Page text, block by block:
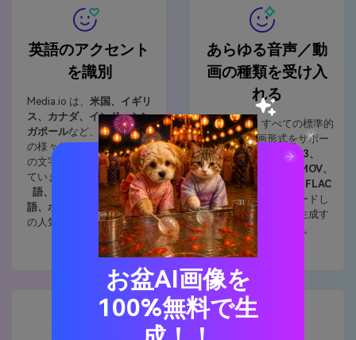
英語のアクセント
を識別
Media.io は、 米国、イギリ
ス、カナダ、インド、シン
ガポールなど、主に英語圏
の様々なアクセントの英語
の文字起こしをサポートし
ています。また、
スペイン
語、フランス語、ドイツ
語、ポーランド語など、他
の人気言語にも挑戦できま
あらゆる音声／動
画の種類を受け入
れる
Media.ioは、すべての標準的
な音声／動画形式をサポー
トしています。MP3、
M4A、WAV、MP4、MOV、
WebM、AVI、OGG、FLAC
などを直接アップロードし
て英語のテキストを生成す
ることができます。
お盆AI画像を
100%無料で生